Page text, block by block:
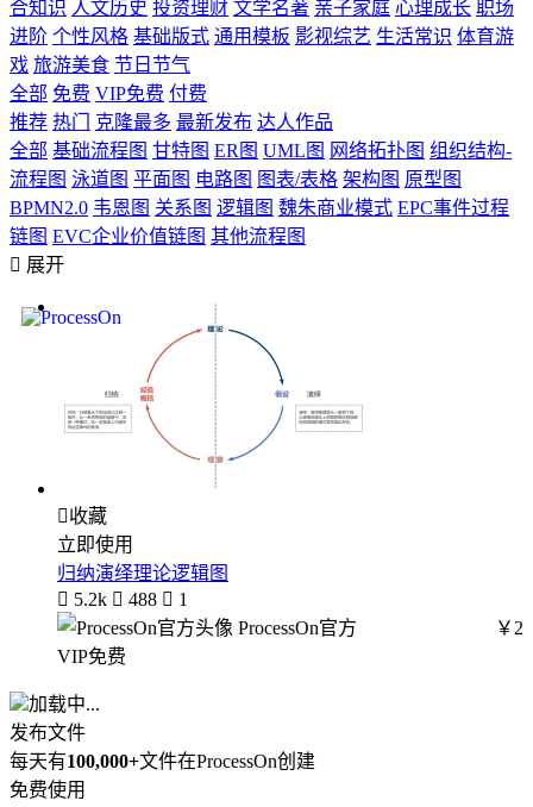
合知识 人文历史 投资理财 文学名著 亲子家庭 心理成长 职场
进阶 个性风格 基础版式 通用模板 影视综艺 生活常识 体育游
戏 旅游美食 节日节气
全部 免费 VIP免费 付费
推荐 热门 克隆最多 最新发布 达人作品
全部 基础流程图 甘特图 ER图 UML图 网络拓扑图 组织结构-
流程图 泳道图 平面图 电路图 图表/表格 架构图 原型图
BPMN2.0 韦恩图 关系图 逻辑图 魏朱商业模式 EPC事件过程
链图 EVC企业价值链图 其他流程图
 展开
收藏
立即使用
归纳演绎理论逻辑图
 5.2k  488  1
ProcessOn官方
￥2
VIP免费
加载中...
发布文件
每天有100,000+文件在ProcessOn创建
免费使用